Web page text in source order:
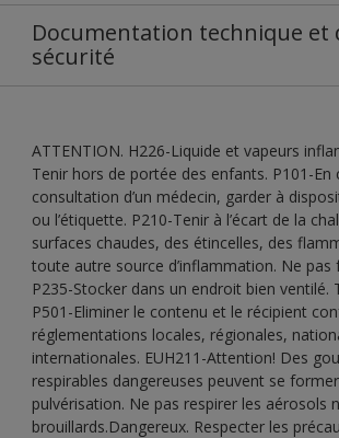
Documentation technique et
sécurité
ATTENTION. H226-Liquide et vapeurs
Tenir hors de portée des enfants. P101-En
consultation d’un médecin, garder à
ou l’étiquette. P210-Tenir à l’écart de la
surfaces chaudes, des étincelles, des
toute autre source d’inflammation. Ne pas
P235-Stocker dans un endroit bien ventilé.
P501-Eliminer le contenu et le récipient
réglementations locales, régionales,
internationales. EUH211-Attention! Des
respirables dangereuses peuvent se
pulvérisation. Ne pas respirer les aérosols
brouillards.Dangereux. Respecter les